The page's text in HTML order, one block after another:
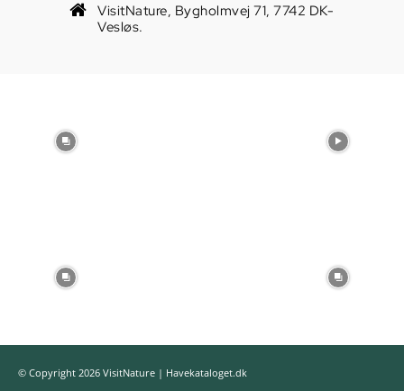
VisitNature, Bygholmvej 71, 7742 DK-
Vesløs.
© Copyright 2026 VisitNature | Havekataloget.dk